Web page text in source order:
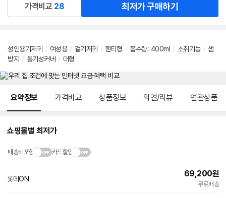
가격비교 28 최저가 구매하기
성인용기저귀 / 여성용 / 겉기저귀 / 팬티형 / 흡수량: 400ml / 소취기능 / 샘
방지 / 통기성커버 / 대형
요약정보 가격비교 상품정보 의견/리뷰 연관상품
쇼핑몰별 최저가
배송비포함 카드할인
롯데ON
69,200원
무료배송